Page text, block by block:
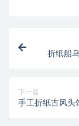
折纸船
下一篇
手工折纸古风头